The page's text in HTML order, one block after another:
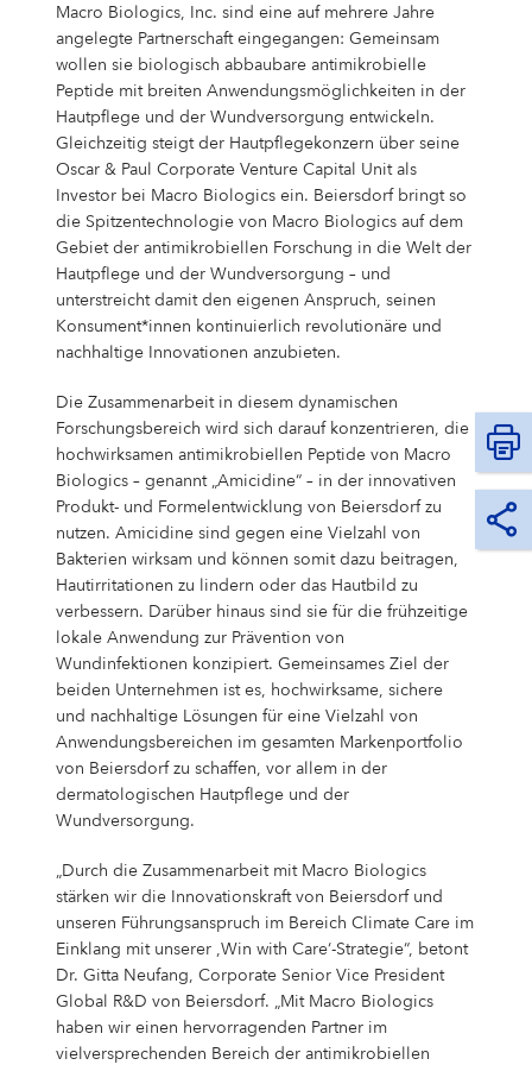
NIVEA Ball
Macro Biologics, Inc. sind eine auf mehrere Jahre
angelegte Partnerschaft eingegangen: Gemeinsam
wollen sie biologisch abbaubare antimikrobielle
Peptide mit breiten Anwendungsmöglichkeiten in der
Hautpflege und der Wundversorgung entwickeln.
Gleichzeitig steigt der Hautpflegekonzern über seine
Oscar & Paul Corporate Venture Capital Unit als
Investor bei Macro Biologics ein. Beiersdorf bringt so
die Spitzentechnologie von Macro Biologics auf dem
Gebiet der antimikrobiellen Forschung in die Welt der
Hautpflege und der Wundversorgung – und
unterstreicht damit den eigenen Anspruch, seinen
Konsument*innen kontinuierlich revolutionäre und
nachhaltige Innovationen anzubieten.
Die Zusammenarbeit in diesem dynamischen
Forschungsbereich wird sich darauf konzentrieren, die
hochwirksamen antimikrobiellen Peptide von Macro
Biologics – genannt „Amicidine“ – in der innovativen
Produkt- und Formelentwicklung von Beiersdorf zu
nutzen. Amicidine sind gegen eine Vielzahl von
Bakterien wirksam und können somit dazu beitragen,
Hautirritationen zu lindern oder das Hautbild zu
verbessern. Darüber hinaus sind sie für die frühzeitige
lokale Anwendung zur Prävention von
Wundinfektionen konzipiert. Gemeinsames Ziel der
beiden Unternehmen ist es, hochwirksame, sichere
und nachhaltige Lösungen für eine Vielzahl von
Anwendungsbereichen im gesamten Markenportfolio
von Beiersdorf zu schaffen, vor allem in der
dermatologischen Hautpflege und der
Wundversorgung.
„Durch die Zusammenarbeit mit Macro Biologics
stärken wir die Innovationskraft von Beiersdorf und
unseren Führungsanspruch im Bereich Climate Care im
Einklang mit unserer ,Win with Care‘-Strategie“, betont
Dr. Gitta Neufang, Corporate Senior Vice President
Global R&D von Beiersdorf. „Mit Macro Biologics
haben wir einen hervorragenden Partner im
vielversprechenden Bereich der antimikrobiellen